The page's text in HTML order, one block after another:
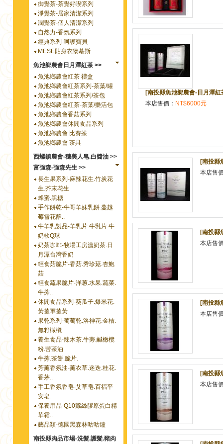
御覺茶-茶覺好喫系列
淨覺茶-居家清潔系列
潤覺茶-個人清潔系列
自然力-香氛系列
經典系列-呵護寶貝
MESE貼身衣物慕斯
魚池鄉農會日月潭紅茶 >>
魚池鄉農會紅茶 禮盒
魚池鄉農會紅茶系列-茶葉/罐
魚池鄉農會紅茶系列/茶包
魚池鄉農會紅茶-茶葉/樂活包
魚池鄉農會香菇系列
魚池鄉農會休閒食品系列
魚池鄉農會 比賽茶
魚池鄉農會 茶具
西螺鎮農會-穗美人皂.白醬油 >>
富強森-強森先生 >>
長生果系列-麻辣花生.竹炭花
生.芥末花生
蜂蜜.黑糖
手作餅乾-牛哥羊妹乳餅.蔓越
莓雪花酥..
牛羊乳製品-羊乳片.牛乳片.牛
奶軟Q球
奶茶咖啡-牧場工房濃奶茶.日
月潭台灣香奶
輕食菇脆片-香菇.秀珍菇.杏鮑
菇
輕食蔬果脆片-洋蔥.水果.蔬菜.
牛蒡..
休閒食品系列-葵瓜子.爆米花.
黃薑軍薑黃
果乾系列-葡萄乾.洛神花.金桔.
無籽橄欖
養生食品-辣木茶.牛蒡.鹹橄欖
粉.苦茶油
牛蒡.茶餅.脆片.
芳薰香氛油-薰衣草.迷迭.桂花.
香茅..
手工香氛香皂-艾草皂.百福平
安皂..
保養用品-Q10蠶絲膠原蛋白精
華霜..
藝品類-德國黑森林咕咕鐘
南投縣肉品市場-洗髮.護髮.豬肉
[南投縣魚池鄉農會-日月潭
本店售價： NT$6000元
[南投縣
本店售
[南投縣
本店售
[南投縣
本店售
[南投縣
本店售